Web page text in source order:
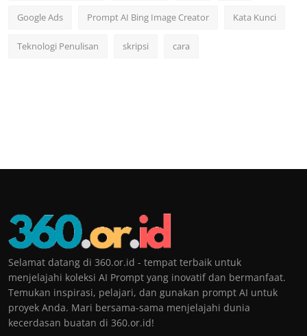
Google Ads Prompt AI Bing Image Creator Kata Kunci
Teknologi Penulisan skripsi cara
Selamat datang di 360.or.id - tempat terbaik untuk
menjelajahi koleksi AI Prompt yang inovatif dan bermanfaat.
Temukan inspirasi, pelajari, dan gunakan prompt AI untuk
proyek Anda. Mari bersama-sama menjelajahi dunia
kecerdasan buatan di 360.or.id!